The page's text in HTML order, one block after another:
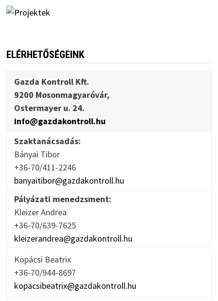
ELÉRHETŐSÉGEINK
Gazda Kontroll Kft.
9200 Mosonmagyaróvár,
Ostermayer u. 24.
info@gazdakontroll.hu
Szaktanácsadás:
Bányai Tibor
+36-70/411-2246
banyaitibor@gazdakontroll.hu
Pályázati menedzsment:
Kleizer Andrea
+36-70/639-7625
kleizerandrea@gazdakontroll.hu
Kopácsi Beatrix
+36-70/944-8697
kopacsibeatrix@gazdakontroll.hu